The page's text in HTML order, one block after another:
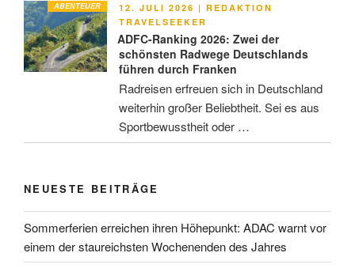
ABENTEUER
VERÖFFENTLICHT
AM
12. JULI 2026 | REDAKTION
TRAVELSEEKER
ADFC-Ranking 2026: Zwei der
schönsten Radwege Deutschlands
führen durch Franken
Radreisen erfreuen sich in Deutschland
weiterhin großer Beliebtheit. Sei es aus
Sportbewusstheit oder …
NEUESTE BEITRÄGE
Sommerferien erreichen ihren Höhepunkt: ADAC warnt vor
einem der staureichsten Wochenenden des Jahres